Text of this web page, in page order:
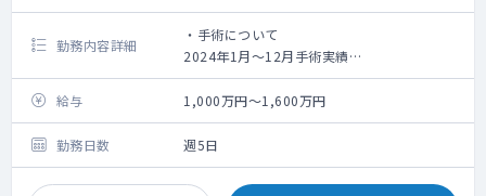
勤務内容詳細
・手術について
2024年1月～12月手術実績
水晶体再建術：360件
硝子体手術：42件
抗VEGF療法：203件
給与 1,000万円～1,600万円
勤務日数 週5日